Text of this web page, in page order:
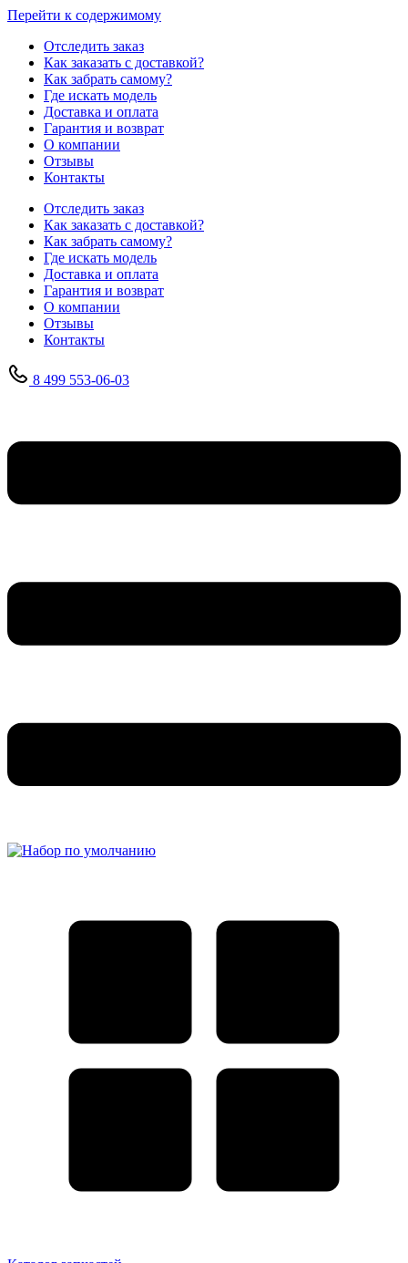
Перейти к содержимому
Отследить заказ
Как заказать с доставкой?
Как забрать самому?
Где искать модель
Доставка и оплата
Гарантия и возврат
О компании
Отзывы
Контакты
Отследить заказ
Как заказать с доставкой?
Как забрать самому?
Где искать модель
Доставка и оплата
Гарантия и возврат
О компании
Отзывы
Контакты
8 499 553-06-03